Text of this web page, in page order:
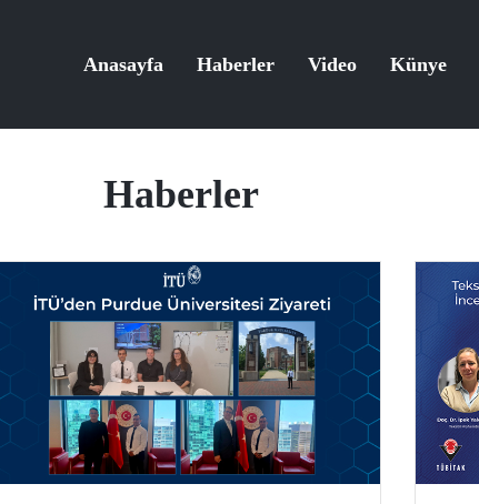
Anasayfa Haberler Video Künye
Haberler